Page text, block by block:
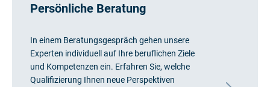
Persönliche Beratung
In einem Beratungsgespräch gehen unsere
Experten individuell auf Ihre beruflichen Ziele
und Kompetenzen ein. Erfahren Sie, welche
Qualifizierung Ihnen neue Perspektiven